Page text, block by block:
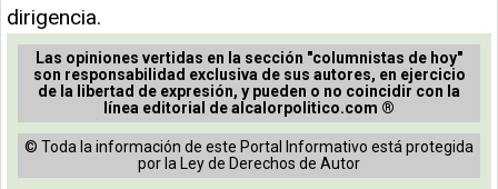
dirigencia.
Las opiniones vertidas en la sección "columnistas de hoy"
son responsabilidad exclusiva de sus autores, en ejercicio
de la libertad de expresión, y pueden o no coincidir con la
línea editorial de alcalorpolitico.com ®
© Toda la información de este Portal Informativo está protegida
por la Ley de Derechos de Autor